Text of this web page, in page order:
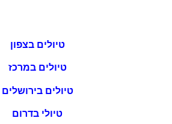
טיולים בצפון
טיולים במרכז
טיולים בירושלים
טיולי בדרום